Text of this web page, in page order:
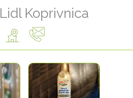
Lidl Koprivnica